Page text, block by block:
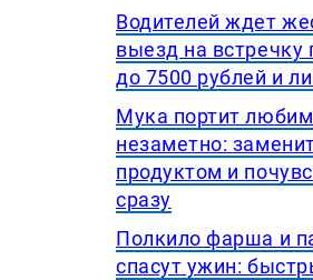
Водителей ждет
выезд на
до 7500 рублей и
Мука портит
незаметно:
продуктом и
сразу
Полкило фарша и
спасут ужин: